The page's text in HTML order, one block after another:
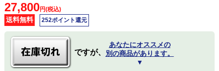
27,800円(税込)
送料無料 252ポイント還元
ですが、
あなたにオススメの
別の商品があります。
▼